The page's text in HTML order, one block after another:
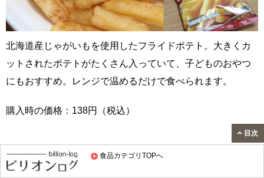
食品カテゴリTOPへ
北海道産じゃがいもを使用したフライドポテト。大きくカ
ットされたポテトがたくさん入っていて、子どものおやつ
にもおすすめ。レンジで温めるだけで食べられます。
購入時の価格：138円（税込）
香りとコクのチーズピッツァ
目次